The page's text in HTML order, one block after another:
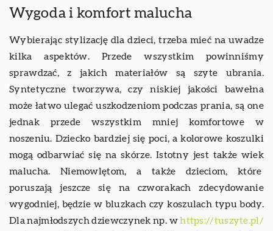
Wygoda i komfort malucha
Wybierając stylizację dla dzieci, trzeba mieć na uwadze
kilka aspektów. Przede wszystkim powinniśmy
sprawdzać, z jakich materiałów są szyte ubrania.
Syntetyczne tworzywa, czy niskiej jakości bawełna
może łatwo ulegać uszkodzeniom podczas prania, są one
jednak przede wszystkim mniej komfortowe w
noszeniu. Dziecko bardziej się poci, a kolorowe koszulki
mogą odbarwiać się na skórze. Istotny jest także wiek
malucha. Niemowlętom, a także dzieciom, które
poruszają jeszcze się na czworakach zdecydowanie
wygodniej, będzie w bluzkach czy koszulach typu body.
Dla najmłodszych dziewczynek np. whttps://tuszyte.pl/